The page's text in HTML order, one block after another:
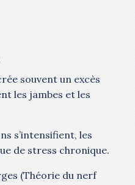
souvent un excès
les jambes et les
s’intensifient, les
de stress chronique.
(Théorie du nerf